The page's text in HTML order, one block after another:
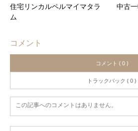
住宅リンカルペルマイマタラ
ム
中古
コメント
コメント ( 0 )
トラックバック ( 0 )
この記事へのコメントはありません。